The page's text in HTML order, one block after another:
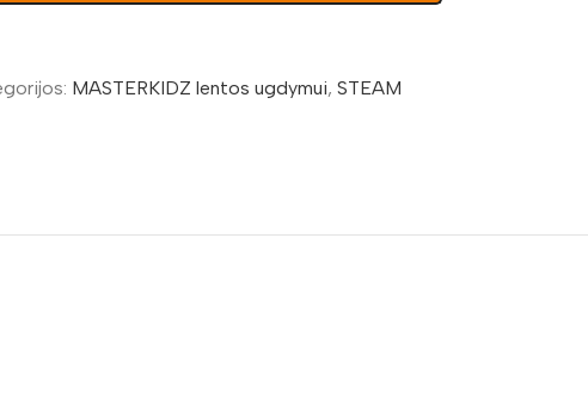
MASTERKIDZ lentos ugdymui, STEAM